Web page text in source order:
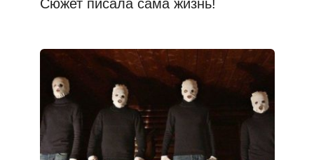
Сюжет писала сама жизнь!